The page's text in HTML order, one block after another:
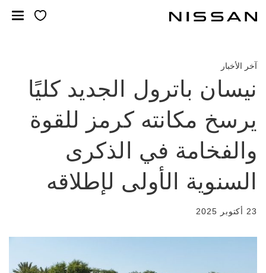
إلى
آخر الأخبار
نيسان باترول الجديد كليًا
يرسخ مكانته كرمز للقوة
والفخامة في الذكرى
السنوية الأولى لإطلاقه
23 أكتوبر 2025